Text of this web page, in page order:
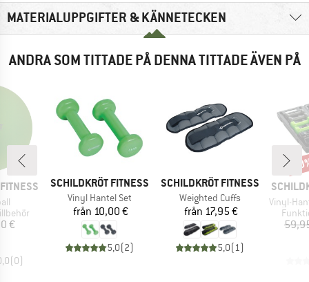
MATERIALUPPGIFTER & KÄNNETECKEN
ANDRA SOM TITTADE PÅ DENNA TITTADE ÄVEN PÅ
€
(0)
VARUMÄRKE
SCHILDKRÖT FITNESS
Produkter
Vinyl Hantel Set
Pris
från 10,00 €
5,0(2)
VARUMÄRKE
SCHILDKRÖT FITNESS
Produkter
Weighted Cuffs
Pris
från 17,95 €
5,0( 1)
Produkter
Vinyl-